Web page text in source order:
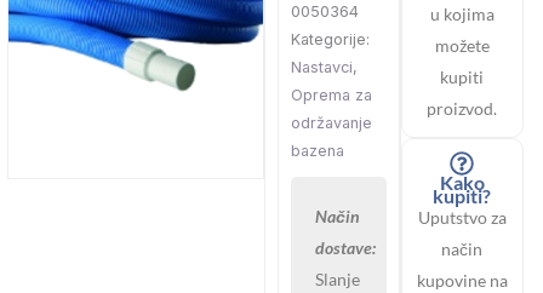
0050364
Kategorije:
Nastavci,
Oprema za
održavanje
bazena
Način
dostave:
Slanje
u kojima
možete
kupiti
proizvod.
Kako
kupiti?
Uputstvo za
način
kupovine na